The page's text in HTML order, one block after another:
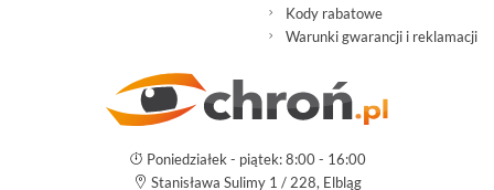
Kody rabatowe
Warunki gwarancji i reklamacji
Poniedziałek - piątek: 8:00 - 16:00
Stanisława Sulimy 1 / 228, Elbląg